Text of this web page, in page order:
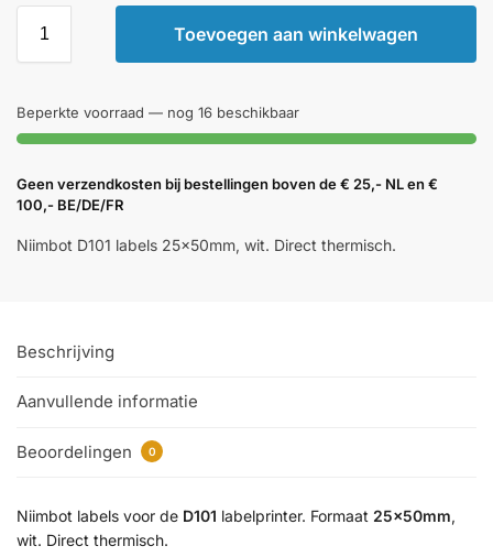
Toevoegen aan winkelwagen
Beperkte voorraad — nog 16 beschikbaar
Geen verzendkosten bij bestellingen boven de € 25,- NL en €
100,- BE/DE/FR
Niimbot D101 labels 25×50mm, wit. Direct thermisch.
Beschrijving
Aanvullende informatie
Beoordelingen 0
Niimbot labels voor de D101 labelprinter. Formaat 25×50mm,
wit. Direct thermisch.